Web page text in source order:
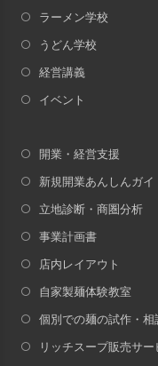
ラーメン学校
うどん学校
経営講義
イベント
開業・経営支援
新規開業あんしんガイ
立地診断・商圏分析
事業計画書
店内レイアウト
自家製麺体験教室
個別での麺の試作・相
リッチスープ販売サー